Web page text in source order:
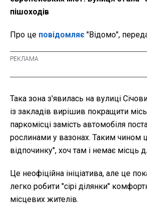
пішоходів
Про це повідомляє "Відомо",
Така зона з'явилась на вулиці
із закладів вирішив покращити
паркомісці замість автомобіля
рослинами у вазонах. Таким чином
відпочинку", хоч там і немає місць
Це неофіційна ініціатива, але це
легко робити "сірі ділянки"
місцевих жителів.